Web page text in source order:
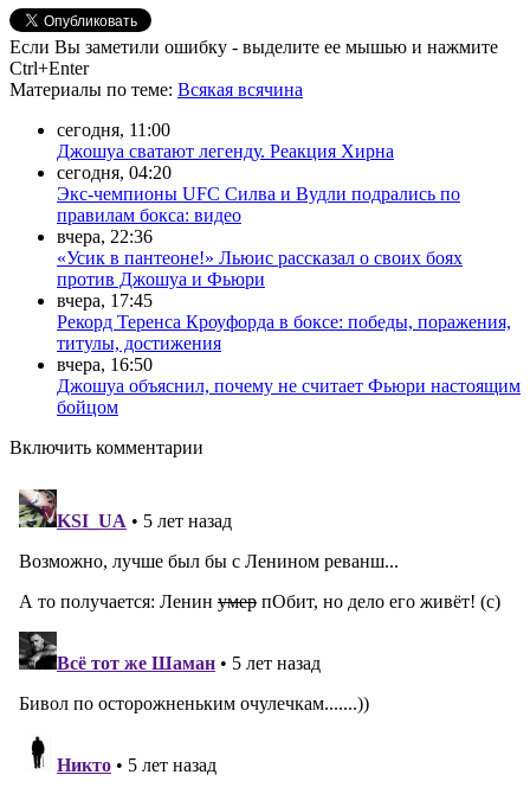
Если Вы заметили ошибку - выделите ее мышью и нажмите
Ctrl+Enter
Материалы по теме: Всякая всячина
сегодня, 11:00
Джошуа сватают легенду. Реакция Хирна
сегодня, 04:20
Экс-чемпионы UFC Силва и Вудли подрались по
правилам бокса: видео
вчера, 22:36
«Усик в пантеоне!» Льюис рассказал о своих боях
против Джошуа и Фьюри
вчера, 17:45
Рекорд Теренса Кроуфорда в боксе: победы, поражения,
титулы, достижения
вчера, 16:50
Джошуа объяснил, почему не считает Фьюри настоящим
бойцом
Включить комментарии